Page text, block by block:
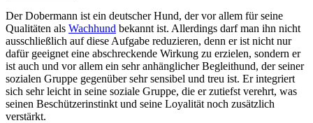
Der Dobermann ist ein deutscher Hund, der vor allem für seine
Qualitäten als Wachhund bekannt ist. Allerdings darf man ihn nicht
ausschließlich auf diese Aufgabe reduzieren, denn er ist nicht nur
dafür geeignet eine abschreckende Wirkung zu erzielen, sondern er
ist auch und vor allem ein sehr anhänglicher Begleithund, der seiner
sozialen Gruppe gegenüber sehr sensibel und treu ist. Er integriert
sich sehr leicht in seine soziale Gruppe, die er zutiefst verehrt, was
seinen Beschützerinstinkt und seine Loyalität noch zusätzlich
verstärkt.